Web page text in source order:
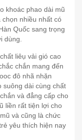
khoác phao dài mũ
nhiều nhất có
Quốc sang trọng
dùng.
liêụ vải gió cao
chắn mang đến
đô nhã nhặn
suông dài cùng chất
và đẳng cấp cho
liền rất tiện lợi cho
và cũng là chức
yêu thích hiện nay